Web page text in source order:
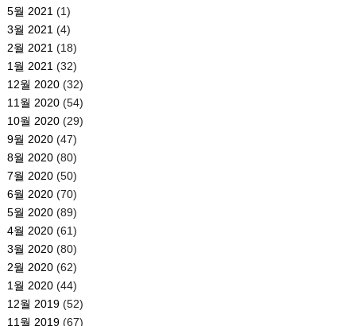
5월 2021 (1)
3월 2021 (4)
2월 2021 (18)
1월 2021 (32)
12월 2020(32)
11월 2020(54)
10월 2020(29)
9월 2020(47)
8월 2020(80)
7월 2020(50)
6월 2020(70)
5월 2020(89)
4월 2020(61)
3월 2020(80)
2월 2020(62)
1월 2020(44)
12월 2019(52)
11월 2019(67)